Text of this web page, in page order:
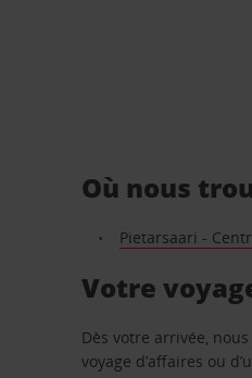
Où nous
Pietarsaari -
Votre
Dès votre arrivée,
voyage d’affaires ou